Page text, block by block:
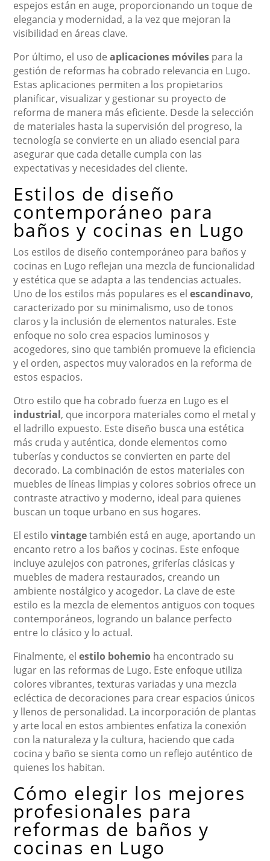
espejos están en auge, proporcionando un toque de
elegancia y modernidad, a la vez que mejoran la
visibilidad en áreas clave.
Por último, el uso deaplicaciones móviles para la
gestión de reformas ha cobrado relevancia en Lugo.
Estas aplicaciones permiten a los propietarios
planificar, visualizar y gestionar su proyecto de
reforma de manera más eficiente. Desde la selección
de materiales hasta la supervisión del progreso, la
tecnología se convierte en un aliado esencial para
asegurar que cada detalle cumpla con las
expectativas y necesidades del cliente.
Estilos de diseño
contemporáneo para
baños y cocinas en Lugo
Los estilos de diseño contemporáneo para baños y
cocinas en Lugo reflejan una mezcla de funcionalidad
y estética que se adapta a las tendencias actuales.
Uno de los estilos más populares es elescandinavo,
caracterizado por su minimalismo, uso de tonos
claros y la inclusión de elementos naturales. Este
enfoque no solo crea espacios luminosos y
acogedores, sino que también promueve la eficiencia
y el orden, aspectos muy valorados en la reforma de
estos espacios.
Otro estilo que ha cobrado fuerza en Lugo es el
industrial, que incorpora materiales como el metal y
el ladrillo expuesto. Este diseño busca una estética
más cruda y auténtica, donde elementos como
tuberías y conductos se convierten en parte del
decorado. La combinación de estos materiales con
muebles de líneas limpias y colores sobrios ofrece un
contraste atractivo y moderno, ideal para quienes
buscan un toque urbano en sus hogares.
El estilovintagetambién está en auge, aportando un
encanto retro a los baños y cocinas. Este enfoque
incluye azulejos con patrones, griferías clásicas y
muebles de madera restaurados, creando un
ambiente nostálgico y acogedor. La clave de este
estilo es la mezcla de elementos antiguos con toques
contemporáneos, logrando un balance perfecto
entre lo clásico y lo actual.
Finalmente, elestilo bohemio ha encontrado su
lugar en las reformas de Lugo. Este enfoque utiliza
colores vibrantes, texturas variadas y una mezcla
ecléctica de decoraciones para crear espacios únicos
y llenos de personalidad. La incorporación de plantas
y arte local en estos ambientes enfatiza la conexión
con la naturaleza y la cultura, haciendo que cada
cocina y baño se sienta como un reflejo auténtico de
quienes los habitan.
Cómo elegir los mejores
profesionales para
reformas de baños y
cocinas en Lugo